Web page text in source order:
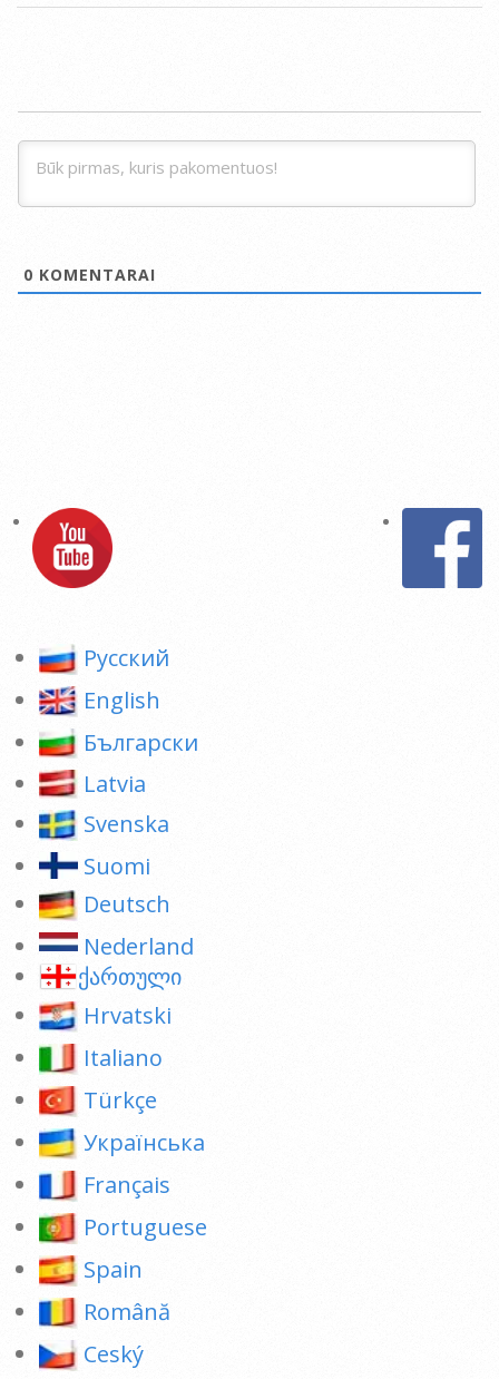
0 KOMENTARAI
Pусский
English
Български
Latvia
Svenska
Suomi
Deutsch
Nederland
ქართული
Hrvatski
Italiano
Türkçe
Українська
Français
Portuguese
Spain
Română
Ceský